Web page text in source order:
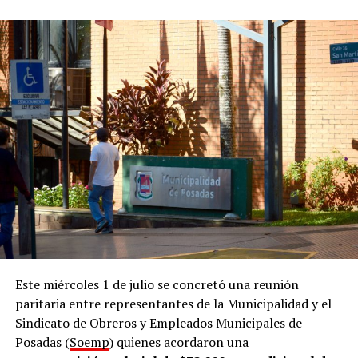
necesitamos de las empresas para que se estimule la
oferta”.
En esa línea, el funcionario municipal detalló que
reciben alrededor de 30 currículums por día de
personas en búsqueda de una oportunidad laboral.
“Estamos hablando de querecibimos más de mil
personas por mesy, actualmente, trabajamos con unas
25 empresas por mes”, remarcó.
Acompañamiento
El director comentó que la Oficina de Empleo funciona
dentro de la Dirección de Empleo y Formación, que
también nuclea a la Oficina de Datos de la Municipalidad
de posadeña. En ese marco, señaló que el área desarrolla
tres líneas de trabajo.
Este miércoles 1 de julio se concretó una reunión
paritaria entre representantes de la Municipalidad y el
Sindicato de Obreros y Empleados Municipales de
Posadas (Soemp) quienes acordaron una